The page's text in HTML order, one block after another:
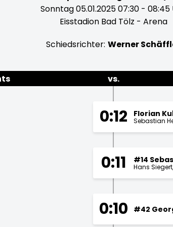
Sonntag 05.01.2025 07:30 - 08:45
Eisstadion Bad Tölz - Arena
Schiedsrichter: Werner
vs.
0:12 Florian
Sebastian
0:11 #14
Hans Siegert
0:10 #42